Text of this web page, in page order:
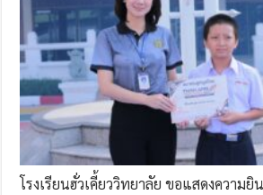
โรงเรียนฮั่วเคี้ยววิทยาลัย ขอแสดงความยิ